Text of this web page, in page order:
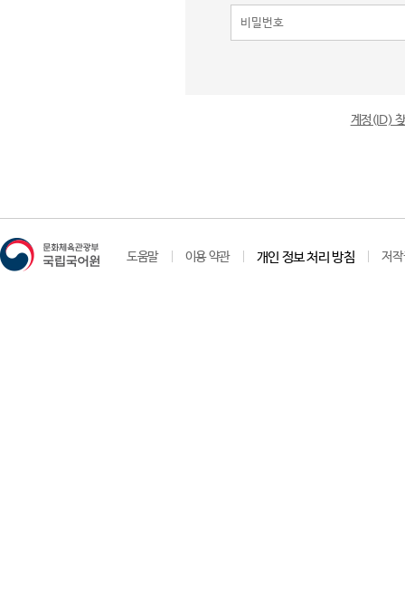
계정(ID)
도움말 이용 약관 개인 정보 처리 방침 저